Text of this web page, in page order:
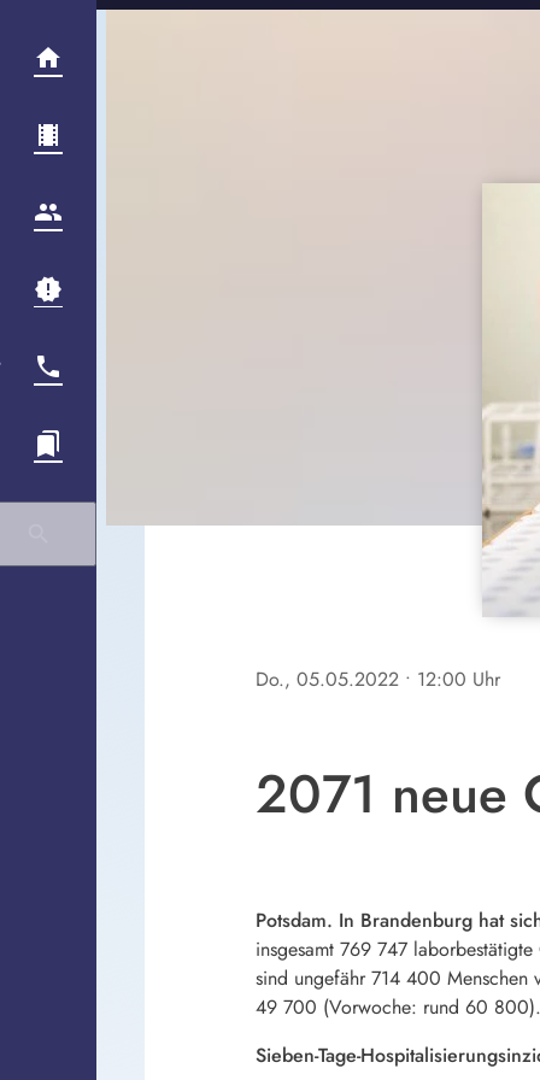
Do., 05.05.2022 • 12:00 Uhr
2071 neue
Potsdam. In Brandenburg hat
insgesamt 769 747
sind ungefähr 714 400 Menschen
49 700 (Vorwoche: rund 60 800).
Sieben-Tage-